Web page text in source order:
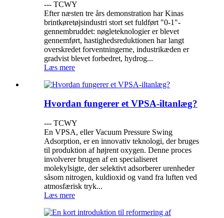
--- TCWY
Efter næsten tre års demonstration har Kinas
brintkøretøjsindustri stort set fuldført "0-1"-
gennembruddet: nøgleteknologier er blevet
gennemført, hastighedsreduktionen har langt
overskredet forventningerne, industrikæden er
gradvist blevet forbedret, hydrog...
Læs mere
Hvordan fungerer et VPSA-iltanlæg?
--- TCWY
En VPSA, eller Vacuum Pressure Swing
Adsorption, er en innovativ teknologi, der bruges
til produktion af højrent oxygen. Denne proces
involverer brugen af ​​en specialiseret
molekylsigte, der selektivt adsorberer urenheder
såsom nitrogen, kuldioxid og vand fra luften ved
atmosfærisk tryk...
Læs mere